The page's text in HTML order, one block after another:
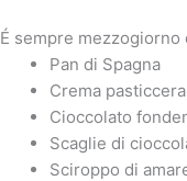
É sempre
Pan di Spagna
Crema
Cioccolato
Scaglie di
Sciroppo di